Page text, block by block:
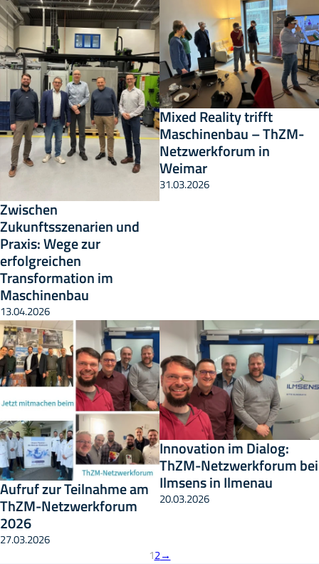
Zwischen
Zukunftsszenarien und
Praxis: Wege zur
erfolgreichen
Transformation im
Maschinenbau
13.04.2026
Mixed Reality trifft
Maschinenbau – ThZM-
Netzwerkforum in
Weimar
31.03.2026
Aufruf zur Teilnahme am
ThZM-Netzwerkforum
2026
27.03.2026
Innovation im Dialog:
ThZM-Netzwerkforum bei
Ilmsens in Ilmenau
20.03.2026
12→